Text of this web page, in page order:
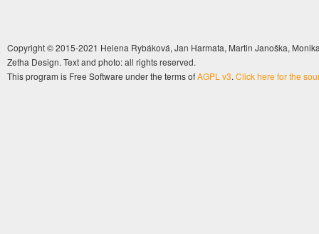
Copyright © 2015-2021 Helena Rybáková, Jan Harmata, Martin Janoška,
Zetha Design. Text and photo: all rights reserved.
This program is Free Software under the terms ofAGPL v3. Click here for the